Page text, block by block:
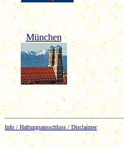
München
Info / Haftungsausschluss / Disclaimer